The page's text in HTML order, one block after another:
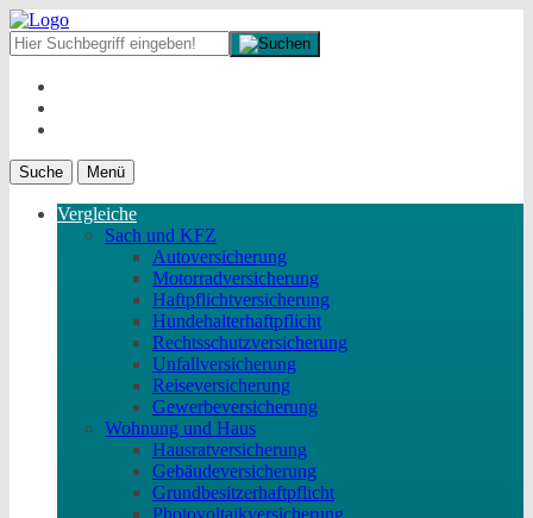
Suche Menü
Vergleiche
Sach und KFZ
Autoversicherung
Motorradversicherung
Haftpflichtversicherung
Hundehalterhaftpflicht
Rechtsschutzversicherung
Unfallversicherung
Reiseversicherung
Gewerbeversicherung
Wohnung und Haus
Hausratversicherung
Gebäudeversicherung
Grundbesitzerhaftpflicht
Photovoltaikversicherung